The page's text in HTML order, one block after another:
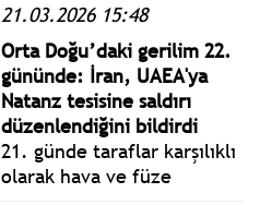
ilişkin düzenlemeleri de
içeren Bazı Kanunlarda
Değişiklik Yapılması
Hakkında Kanun Teklifini
görüşecek.
21.03.2026 15:48
Orta Doğu’daki gerilim 22.
gününde: İran, UAEA'ya
Natanz tesisine saldırı
düzenlendiğini bildirdi
21. günde taraflar karşılıklı
olarak hava ve füze